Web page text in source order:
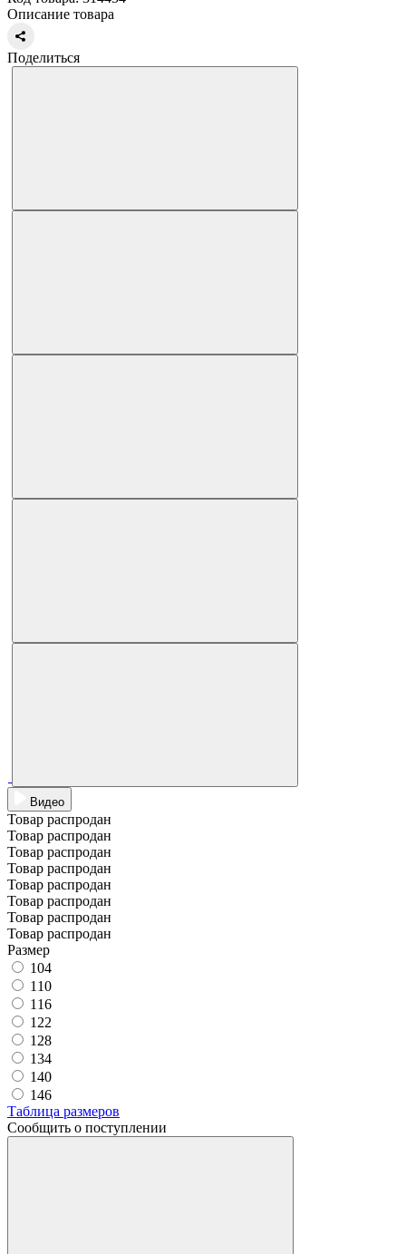
Описание товара
Поделиться
Видео
Товар распродан
Товар распродан
Товар распродан
Товар распродан
Товар распродан
Товар распродан
Товар распродан
Товар распродан
Размер
104
110
116
122
128
134
140
146
Таблица размеров
Сообщить о поступлении